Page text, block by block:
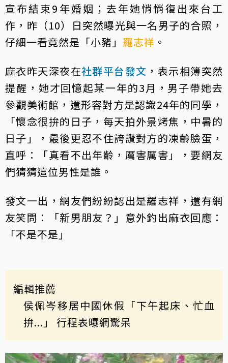
宣布結束9年婚姻；去年她悄悄復出來台工
作，昨（10）日突然曝光與一名男子的合照，
仔細一看竟然是「小豬」 羅志祥 。
麻衣昨天深夜在社群平台發文 ，表示相簿突然
提醒，她才回憶起某一年的3月，男子帶她去
參觀美術館，還形容對方是認識24年的同學，
「懷念很拚的日子，每天拍外景烤焦，中暑的
日子」，最後更忍不住誇讚對方的凍齡臉蛋，
直呼：「真看不出年齡，厲害厲害」，要網友
們猜猜這位男性是誰。
發文一出，網友們紛紛認出是羅志祥，還有網
友笑問：「新男朋友？」意外釣出麻衣回應：
「不是不是」
編輯推薦
侯佩岑移居中國休假「下午起床、忙血
拚...」 行程表曝網驚呆